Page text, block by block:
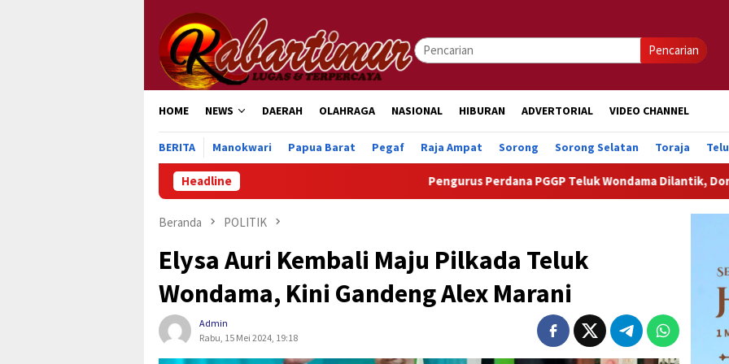
konten
Pencarian
HOME NEWS DAERAH OLAHRAGA NASIONAL HIBURAN ADVERTORIAL VIDEO CHANNEL
BERITA Manokwari Papua Barat Pegaf Raja Ampat Sorong Sorong Selatan Toraja
Headline Pengurus Perdana PGGP Teluk Wondama Dilantik, Dorong Perhatian
Beranda POLITIK
Elysa Auri Kembali Maju Pilkada Teluk
Wondama, Kini Gandeng Alex Marani
Admin
Rabu, 15 Mei 2024, 19:18